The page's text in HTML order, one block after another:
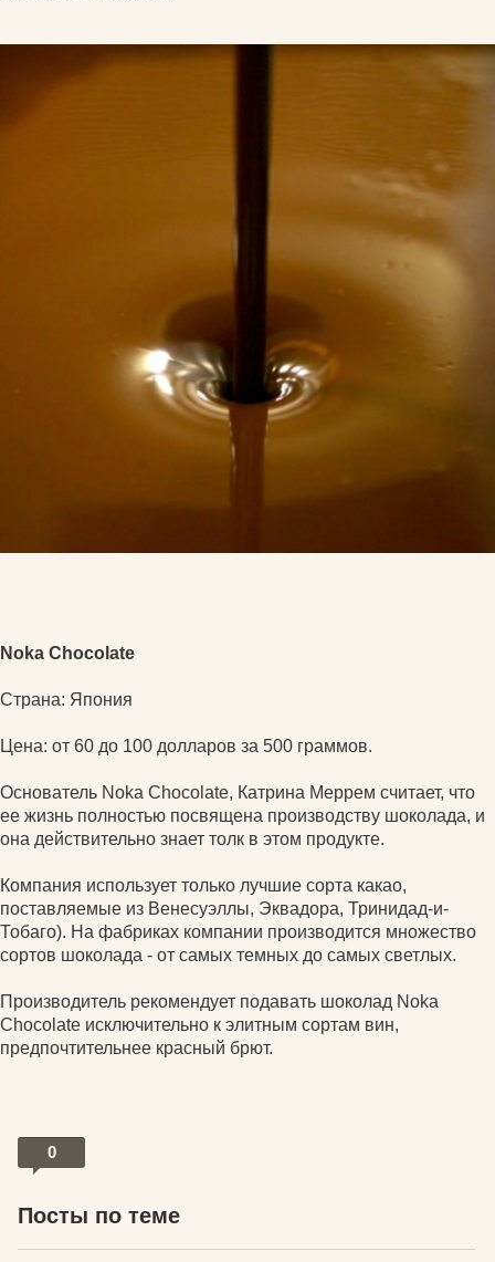
Noka Chocolate
Страна: Япония
Цена: от 60 до 100 долларов за 500 граммов.
Основатель Noka Chocolate, Катрина Меррем считает, что
ее жизнь полностью посвящена производству шоколада, и
она действительно знает толк в этом продукте.
Компания использует только лучшие сорта какао,
поставляемые из Венесуэллы, Эквадора, Тринидад-и-
Тобаго). На фабриках компании производится множество
сортов шоколада - от самых темных до самых светлых.
Производитель рекомендует подавать шоколад Noka
Chocolate исключительно к элитным сортам вин,
предпочтительнее красный брют.
0
Посты по теме